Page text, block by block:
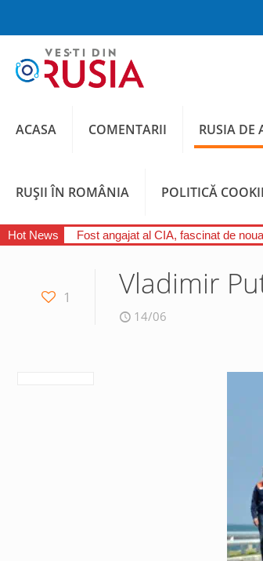
ACASA COMENTARII RUSIA DE
RUȘII ÎN ROMÂNIA POLITICĂ
Hot News Fost angajat al CIA, fascinat de
1 Vladimir
14/06